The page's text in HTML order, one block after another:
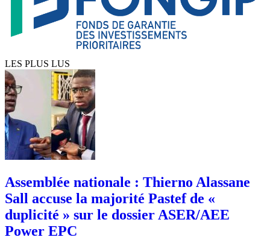
LES PLUS LUS
Assemblée nationale : Thierno Alassane
Sall accuse la majorité Pastef de «
duplicité » sur le dossier ASER/AEE
Power EPC